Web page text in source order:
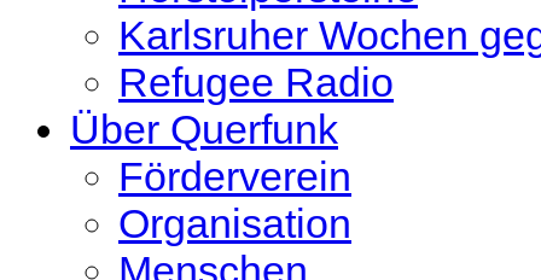
Karlsruher Wochen
Refugee Radio
Über Querfunk
Förderverein
Organisation
Menschen